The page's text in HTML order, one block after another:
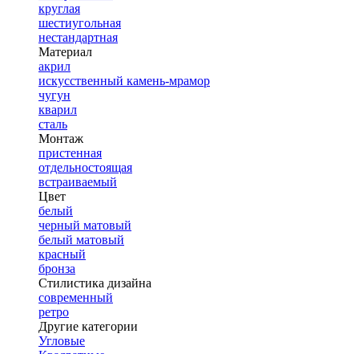
круглая
шестиугольная
нестандартная
Материал
акрил
искусственный камень-мрамор
чугун
кварил
сталь
Монтаж
пристенная
отдельностоящая
встраиваемый
Цвет
белый
черный матовый
белый матовый
красный
бронза
Стилистика дизайна
современный
ретро
Другие категории
Угловые